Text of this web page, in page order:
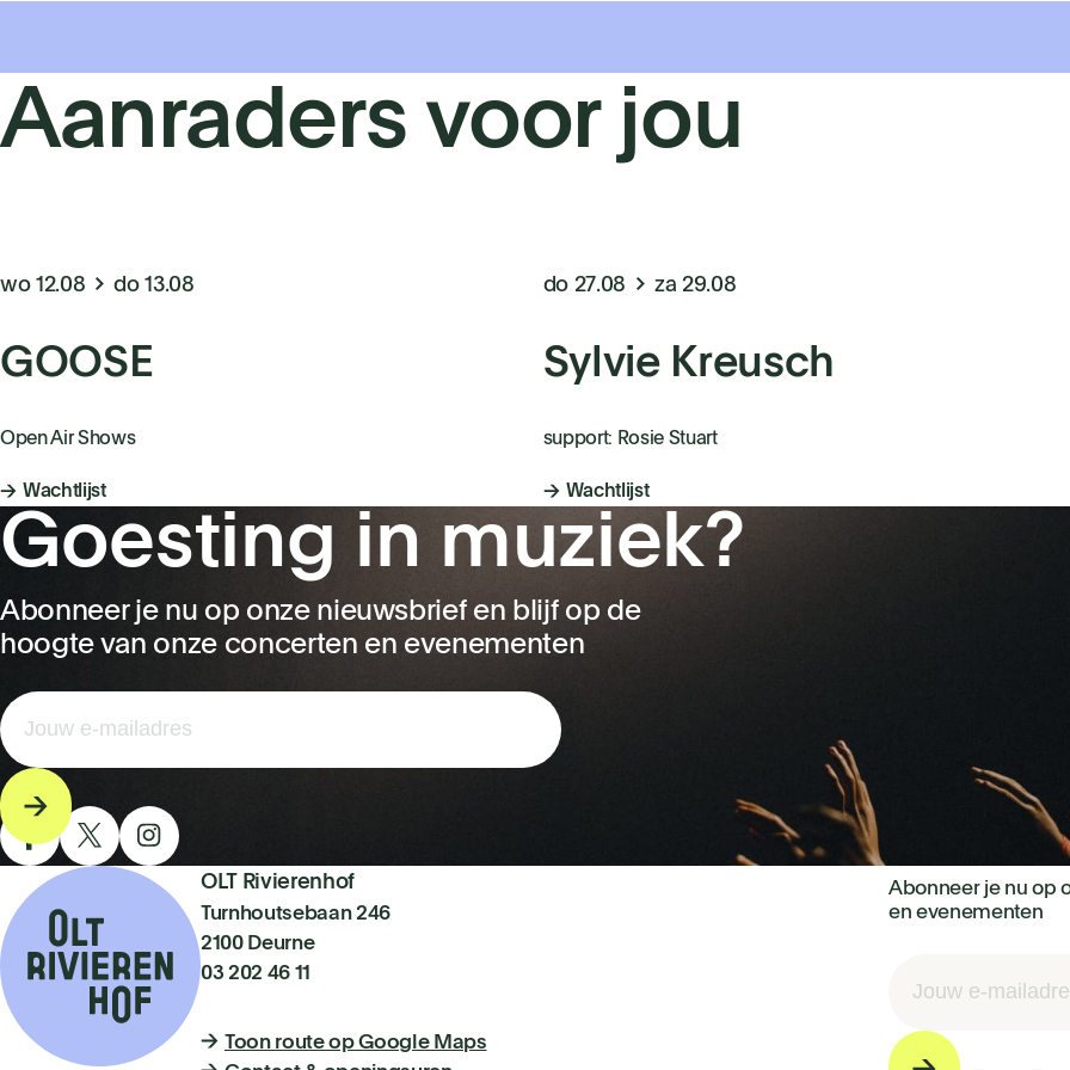
Aanraders voor jou
wo 12.08 do 13.08
GOOSE
Open Air Shows
Wachtlijst
do 27.08 za 29.08
Sylvie Kreusch
support: Rosie Stuart
Wachtlijst
Goesting in muziek?
Abonneer je nu op onze nieuwsbrief en blijf op de
hoogte van onze concerten en evenementen
OLT Rivierenhof
Turnhoutsebaan 246
2100 Deurne
03 202 46 11
Toon route op Google Maps
Abonneer je nu op
en evenementen